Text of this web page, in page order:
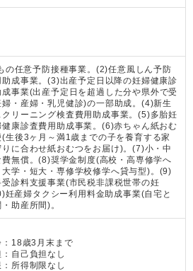
の任意予防接種事業。(2)任意風しん予防
助成事業。(3)出産予定日以降の妊婦健康診
事業(出産予定日を超過した分や県外で受
婦・産婦・乳児健診)の一部助成。(4)新生
クリーニング検査費用助成事業。(5)多胎妊
健康診査費用助成事業。(6)赤ちゃん紙おむ
(生後3ヶ月～満1歳までの子を養育する家
りに合わせ紙おむつをお届け)。(7)小・中
費無償。(8)奨学金制度(高校・高専修学へ
大学・短大・専修学校修学へ貸与型)。(9)
受診料支援事業(市民税非課税世帯の妊
妊産婦タクシー利用料金助成事業(自宅と
助産所間)。
18歳3月末まで
自己負担なし
所得制限なし